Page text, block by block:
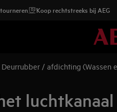
Koop rechtstreeks bij AEG
Deurrubber / afdichting